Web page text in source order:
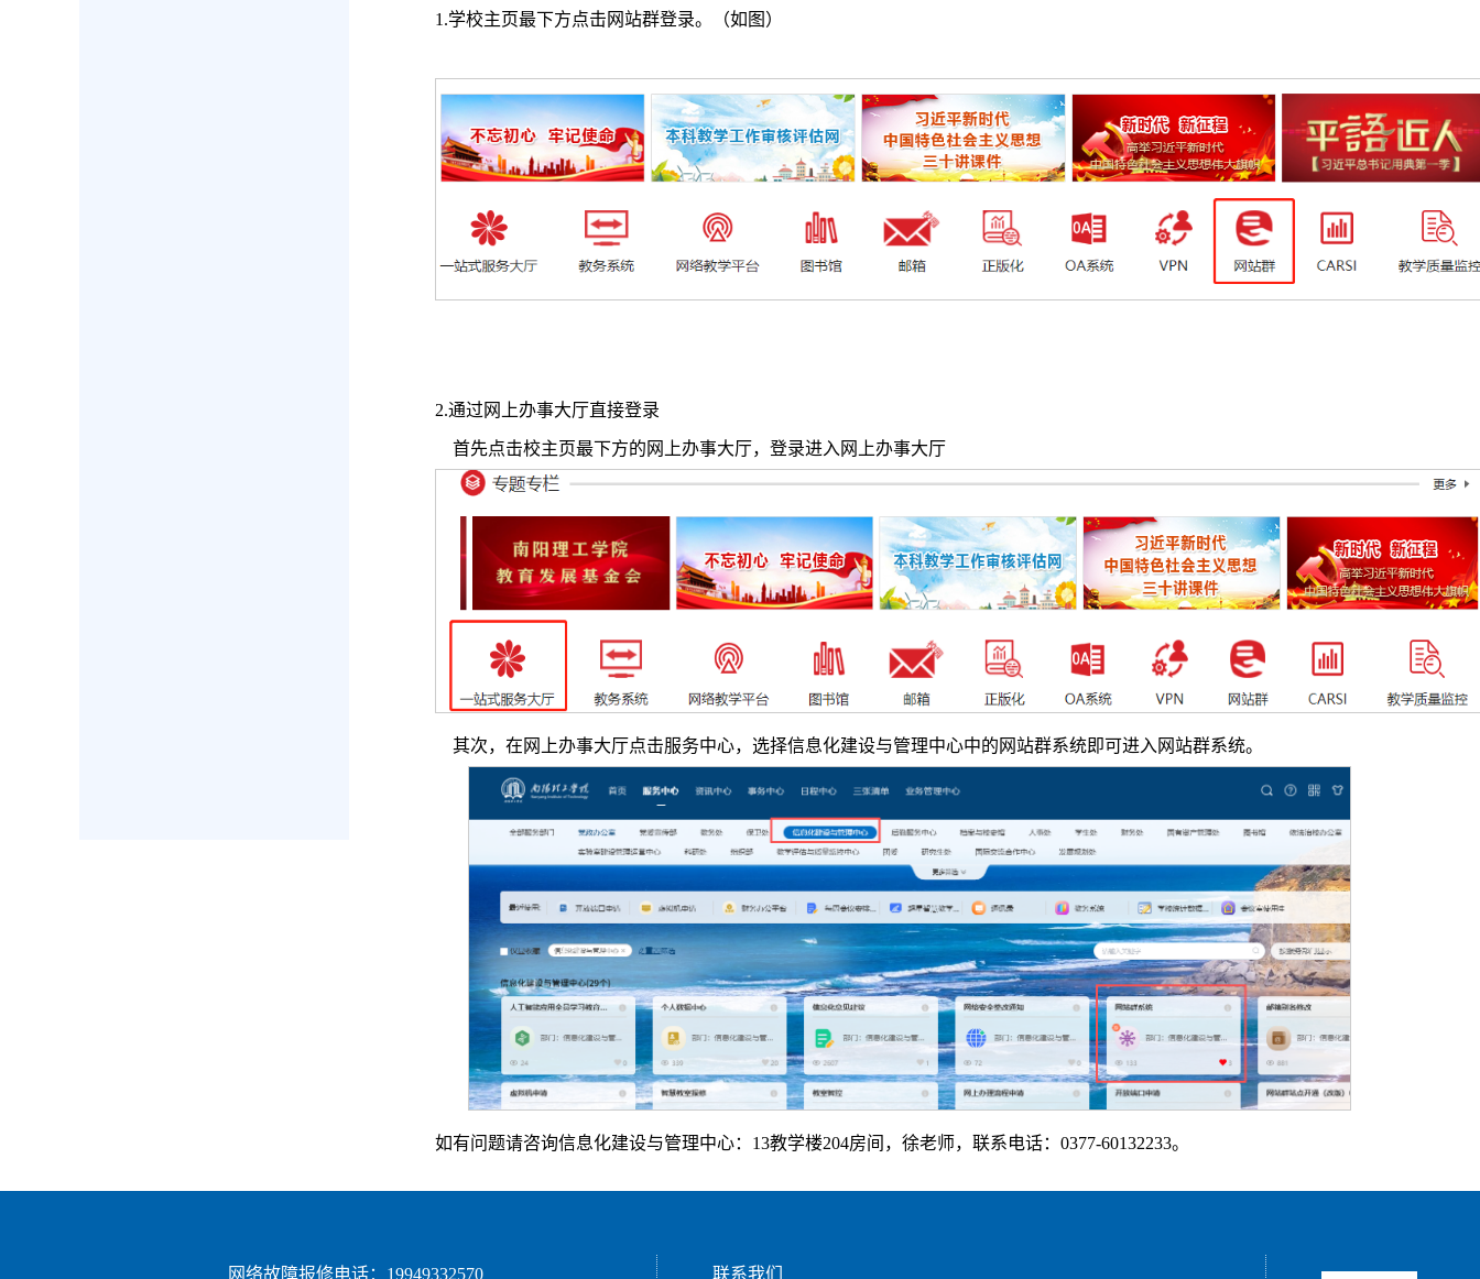
1.学校主页最下方点击网站群登录。（如图）
2.通过网上办事大厅直接登录
首先点击校主页最下方的 网上办事大厅，登录进入 网上办事大厅
其次，在 网上办事大厅点击服务中心， 选择信息化建设与管理中心中的网站群系统即可进入网站群系统。
如有问题请咨询信息化建设与管理中心：13教学楼204房间，徐老师，联系电话：0377-60132233。
网络故障报修电话：19949332570 联系我们